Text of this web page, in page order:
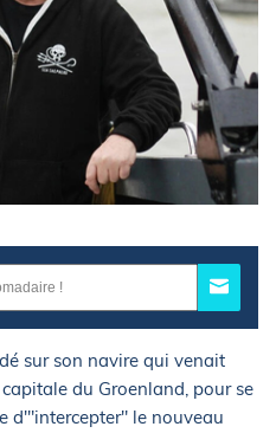
sur son navire qui venait
du Groenland, pour se
d'"intercepter" le nouveau